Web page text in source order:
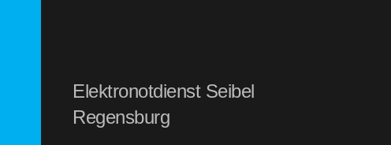
Elektronotdienst Seibel
Regensburg